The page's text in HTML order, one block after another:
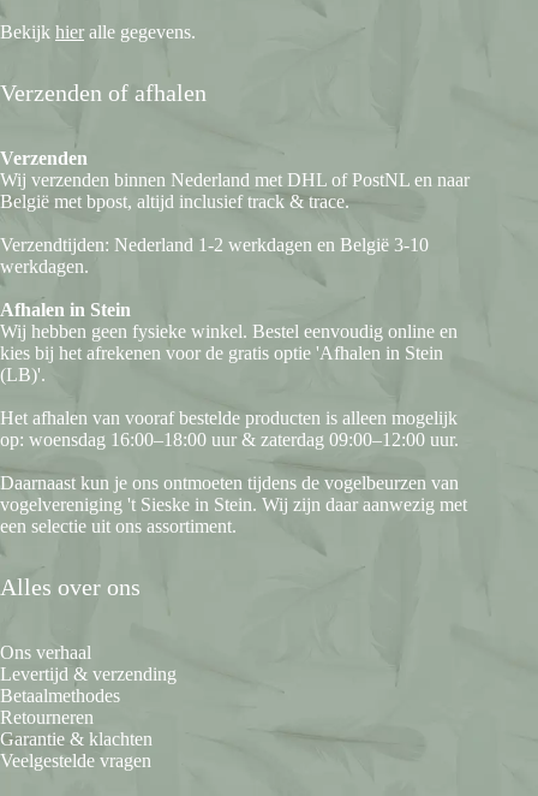
Bekijk hier alle gegevens.
Verzenden of afhalen
Verzenden
Wij verzenden binnen Nederland met DHL of PostNL en naar
België met bpost, altijd inclusief track & trace.
Verzendtijden: Nederland 1-2 werkdagen en België 3-10
werkdagen.
Afhalen in Stein
Wij hebben geen fysieke winkel. Bestel eenvoudig online en
kies bij het afrekenen voor de gratis optie 'Afhalen in Stein
(LB)'.
Het afhalen van vooraf bestelde producten is alleen mogelijk
op: woensdag 16:00–18:00 uur & zaterdag 09:00–12:00 uur.
Daarnaast kun je ons ontmoeten tijdens de vogelbeurzen van
vogelvereniging 't Sieske in Stein. Wij zijn daar aanwezig met
een selectie uit ons assortiment.
Alles over ons
Ons verhaal
Levertijd & verzending
Betaalmethodes
Retourneren
Garantie & klachten
Veelgestelde vragen